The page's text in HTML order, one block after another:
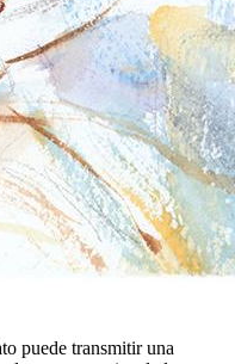
puede transmitir una